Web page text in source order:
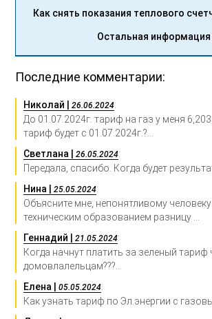
Как снять показания теплового
Остальная
Последние комментарии:
Николай |26.06.2024:
До 01.07.2024г. тариф на газ у меня
тариф будет с 01.07.2024г.?...
Светлана |26.05.2024:
Передала, спасибо. Когда будет
Нина |25.05.2024:
Объясните мне, непонятливому
техническим образованием разницу ...
Геннадий |21.05.2024:
Когда начнут платить за зеленый
домовлалельцам???...
Елена |05.05.2024:
Как узнать тариф по Эл.энергии с